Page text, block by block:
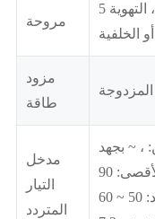
مروحة
5 وحدات مروحة قابلة للتبديل الساخن ، التهوية
الخلفية
مزود
طاقة
مدخل
التيار
المتردد